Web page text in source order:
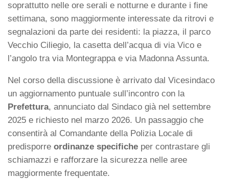
soprattutto nelle ore serali e notturne e durante i fine
settimana, sono maggiormente interessate da ritrovi e
segnalazioni da parte dei residenti: la piazza, il parco
Vecchio Ciliegio, la casetta dell’acqua di via Vico e
l’angolo tra via Montegrappa e via Madonna Assunta.
Nel corso della discussione è arrivato dal Vicesindaco
un aggiornamento puntuale sull’incontro con la
Prefettura, annunciato dal Sindaco già nel settembre
2025 e richiesto nel marzo 2026. Un passaggio che
consentirà al Comandante della Polizia Locale di
predisporre ordinanze specifiche per contrastare gli
schiamazzi e rafforzare la sicurezza nelle aree
maggiormente frequentate.